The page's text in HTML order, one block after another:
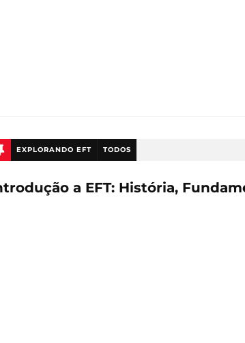
EXPLORANDO EFT TODOS
a EFT: História,